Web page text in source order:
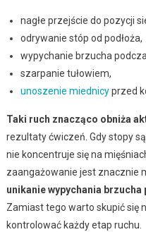
nagłe przejście do pozycji
odrywanie stóp od podłoża,
wypychanie brzucha
szarpanie tułowiem,
unoszenie miednicyprzed
Taki ruch znacząco obniża
rezultaty ćwiczeń. Gdy stopy
nie koncentruje się na
zaangażowanie jest znacznie
unikanie wypychania
Zamiast tego warto skupić się
kontrolować każdy etap ruchu.